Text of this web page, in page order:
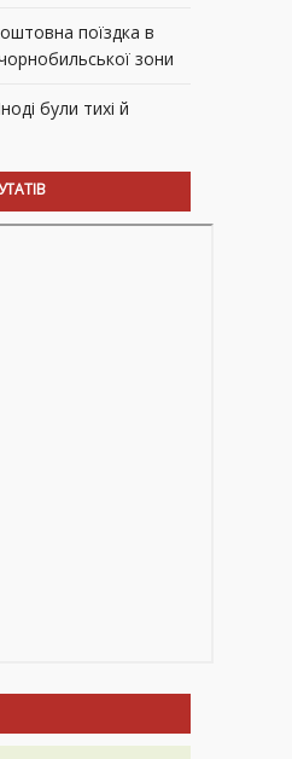
поїздка в
зони
були тихі й